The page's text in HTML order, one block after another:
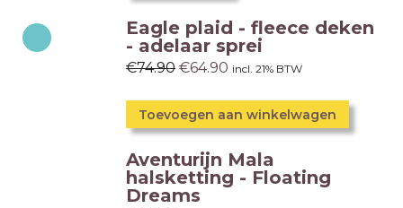
Eagle plaid - fleece deken
- adelaar sprei
€74.90 €64.90 incl. 21% BTW
Toevoegen aan winkelwagen
Aventurijn Mala
halsketting - Floating
Dreams